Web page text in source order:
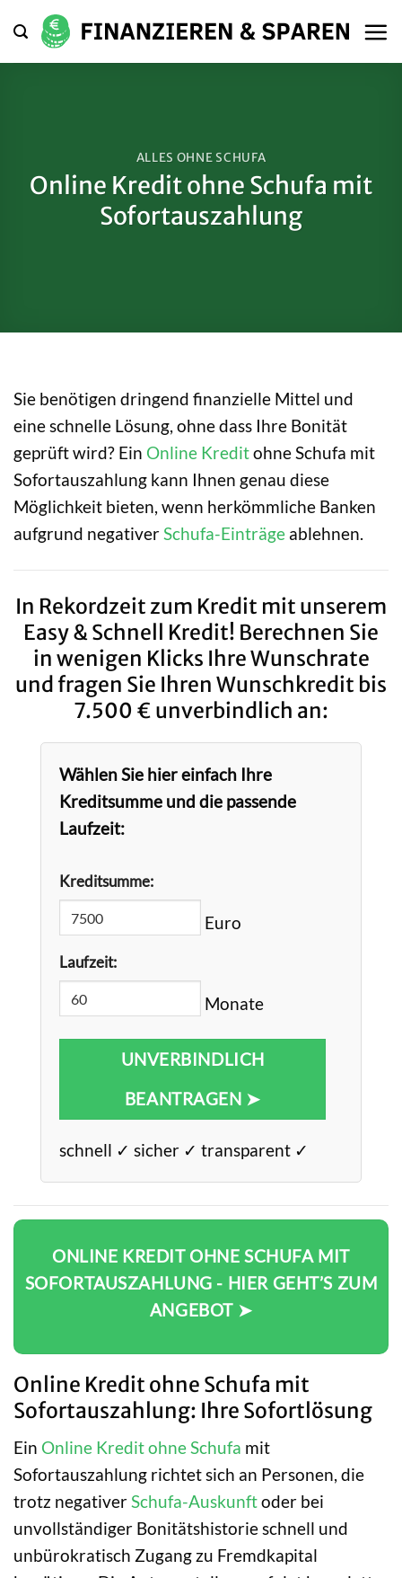
Inhalt
springen
ALLES OHNE SCHUFA
Online Kredit ohne Schufa mit
Sofortauszahlung
Sie benötigen dringend finanzielle Mittel und
eine schnelle Lösung, ohne dass Ihre Bonität
geprüft wird? Ein Online Kreditohne Schufa mit
Sofortauszahlung kann Ihnen genau diese
Möglichkeit bieten, wenn herkömmliche Banken
aufgrund negativerSchufa-Einträge ablehnen.
In Rekordzeit zum Kredit mit unserem
Easy & Schnell Kredit! Berechnen Sie
in wenigen Klicks Ihre Wunschrate
und fragen Sie Ihren Wunschkredit bis
7.500 € unverbindlich an:
Wählen Sie hier einfach Ihre
Kreditsumme und die passende
Laufzeit:
Kreditsumme:
Euro
Laufzeit:
Monate
UNVERBINDLICH
BEANTRAGEN ➤
schnell ✓ sicher ✓ transparent ✓
ONLINE KREDIT OHNE SCHUFA MIT
SOFORTAUSZAHLUNG - HIER GEHT’S ZUM
ANGEBOT ➤
Online Kredit ohne Schufa mit
Sofortauszahlung: Ihre Sofortlösung
Ein Online Kredit ohne Schufa mit
Sofortauszahlung richtet sich an Personen, die
trotz negativer Schufa-Auskunftoder bei
unvollständiger Bonitätshistorie schnell und
unbürokratisch Zugang zu Fremdkapital